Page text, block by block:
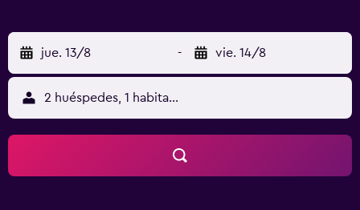
jue. 13/8 - vie. 14/8
2 huéspedes, 1 habitación